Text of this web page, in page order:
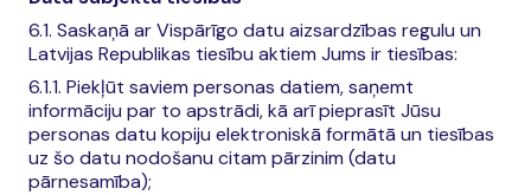
6.1. Saskaņā ar Vispārīgo datu aizsardzības regulu un
Latvijas Republikas tiesību aktiem Jums ir tiesības:
6.1.1. Piekļūt saviem personas datiem, saņemt
informāciju par to apstrādi, kā arī pieprasīt Jūsu
personas datu kopiju elektroniskā formātā un tiesības
uz šo datu nodošanu citam pārzinim (datu
pārnesamība);